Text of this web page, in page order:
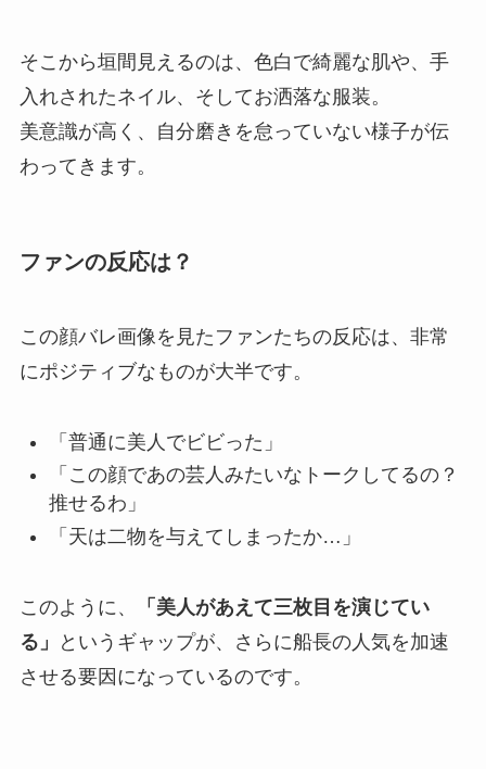
そこから垣間見えるのは、色白で綺麗な肌や、手
入れされたネイル、そしてお洒落な服装。
美意識が高く、自分磨きを怠っていない様子が伝
わってきます。
ファンの反応は？
この顔バレ画像を見たファンたちの反応は、非常
にポジティブなものが大半です。
「普通に美人でビビった」
「この顔であの芸人みたいなトークしてるの？
推せるわ」
「天は二物を与えてしまったか…」
このように、
「美人があえて三枚目を演じてい
る」
というギャップが、さらに船長の人気を加速
させる要因になっているのです。